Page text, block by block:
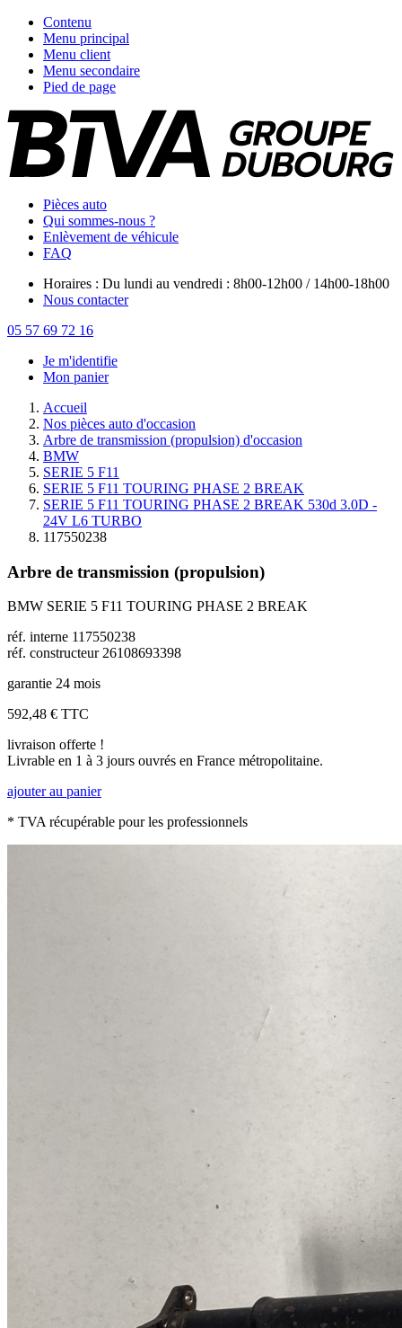
Contenu
Menu principal
Menu client
Menu secondaire
Pied de page
Pièces auto
Qui sommes-nous ?
Enlèvement de véhicule
FAQ
Horaires : Du lundi au vendredi : 8h00-12h00 / 14h00-18h00
Nous contacter
05 57 69 72 16
Je m'identifie
Mon panier
Accueil
Nos pièces auto d'occasion
Arbre de transmission (propulsion) d'occasion
BMW
SERIE 5 F11
SERIE 5 F11 TOURING PHASE 2 BREAK
SERIE 5 F11 TOURING PHASE 2 BREAK 530d 3.0D -
24V L6 TURBO
117550238
Arbre de transmission (propulsion)
BMW SERIE 5 F11 TOURING PHASE 2 BREAK
réf. interne 117550238
réf. constructeur 26108693398
garantie 24 mois
592,48 € TTC
livraison offerte !
Livrable en 1 à 3 jours ouvrés en France métropolitaine.
ajouter au panier
* TVA récupérable pour les professionnels